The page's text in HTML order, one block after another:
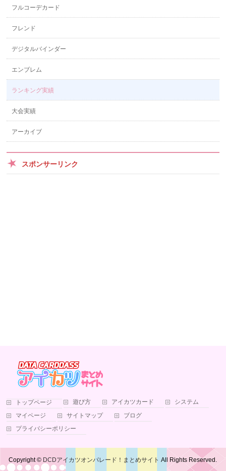
フルコーデカード
フレンド
デジタルバインダー
エンブレム
ランキング実績
大会実績
アーカイブ
スポンサーリンク
トップページ 遊び方 アイカツカード
システム
マイページ
サイトマップ
ブログ
プライバシーポリシー
Copyright © DCDアイカツオンパレード！まとめサイト All Rights Reserved.